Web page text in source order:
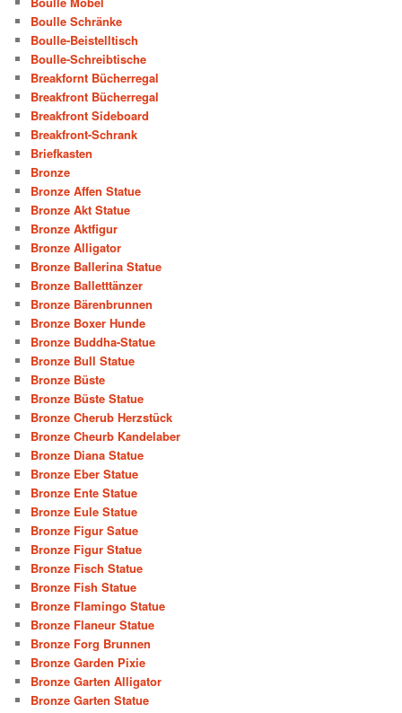
Boulle Schränke
Boulle-Beistelltisch
Boulle-Schreibtische
Breakfornt Bücherregal
Breakfront Bücherregal
Breakfront Sideboard
Breakfront-Schrank
Briefkasten
Bronze
Bronze Affen Statue
Bronze Akt Statue
Bronze Aktfigur
Bronze Alligator
Bronze Ballerina Statue
Bronze Balletttänzer
Bronze Bärenbrunnen
Bronze Boxer Hunde
Bronze Buddha-Statue
Bronze Bull Statue
Bronze Büste
Bronze Büste Statue
Bronze Cherub Herzstück
Bronze Cheurb Kandelaber
Bronze Diana Statue
Bronze Eber Statue
Bronze Ente Statue
Bronze Eule Statue
Bronze Figur Satue
Bronze Figur Statue
Bronze Fisch Statue
Bronze Fish Statue
Bronze Flamingo Statue
Bronze Flaneur Statue
Bronze Forg Brunnen
Bronze Garden Pixie
Bronze Garten Alligator
Bronze Garten Statue